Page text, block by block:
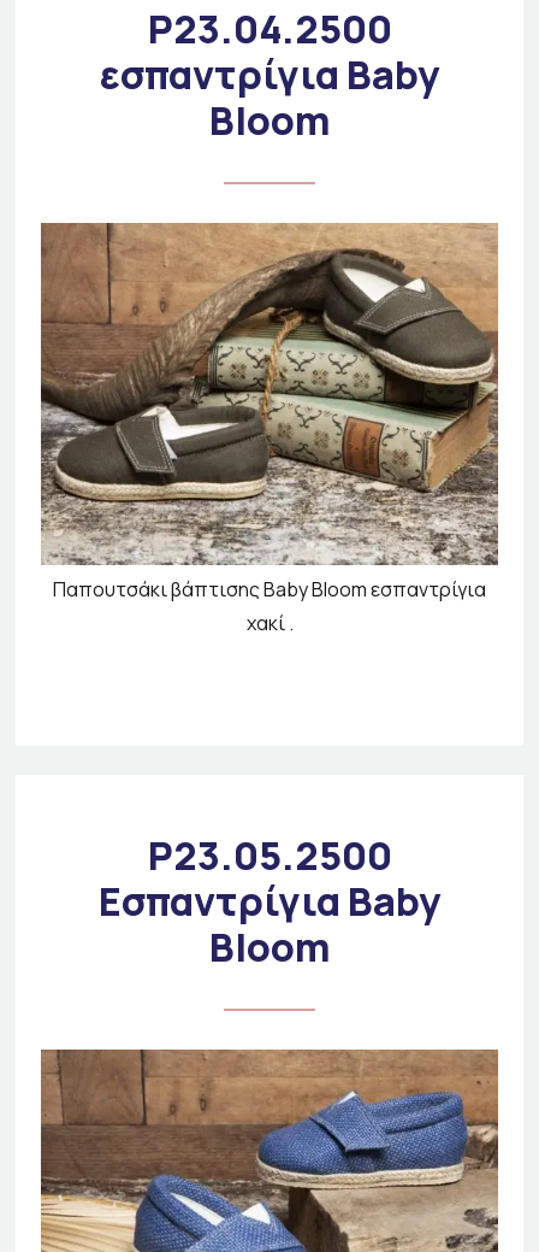
P23.04.2500
εσπαντρίγια Baby
Bloom
Παπουτσάκι βάπτισης Baby Bloom εσπαντρίγια
χακί .
P23.05.2500
Εσπαντρίγια Baby
Bloom